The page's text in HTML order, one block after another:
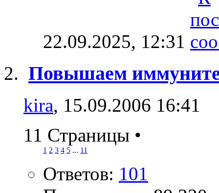
22.09.2025, 12:31
Повышаем
kira, 15.09.2006 16:41
11 Страницы •
1 2 3 4 5 ... 11
Ответов: 101